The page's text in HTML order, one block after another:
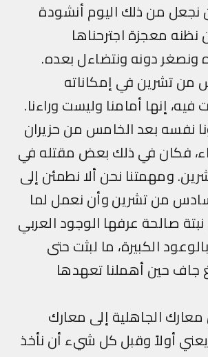
من ذلك اليوم أنشودة
معجزة اجترحناها
دونه ونتضاءل بعده.
في إمكاناته
أمامنا وليست وراءنا.
بعد الخامس من حزيران
فكان في ذلك بعض مقتله في
نحن ألا نطمئن إلى
تشرين وأن نعمل لما
عرفها الوجود العربي
الكبيرة، ما لبثت حتى
حين أهملنا تعهدها
الجاهلية إلى معارك
أولاً وقبل كل شيء أن نأخذ